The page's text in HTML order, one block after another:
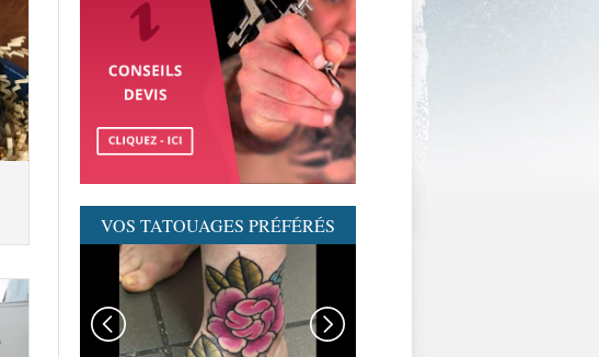
VOS TATOUAGES PRÉFÉRÉS
GRAPHICADERME-
TATOUAGENEOTRAD-
NEOTRAD-AVIGNON-